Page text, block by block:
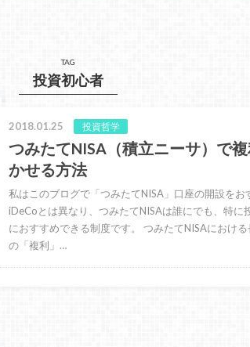
TAG
投資初心者
2018.01.25 投資哲学
つみたてNISA（積立ニーサ）で
かせる方法
私はこのブログで「つみたてNISA」口座の開設をお
iDeCoとは異なり、つみたてNISAは誰にでも、特に
におすすめできる制度です。 つみたてNISAにおけ
の「複利」…